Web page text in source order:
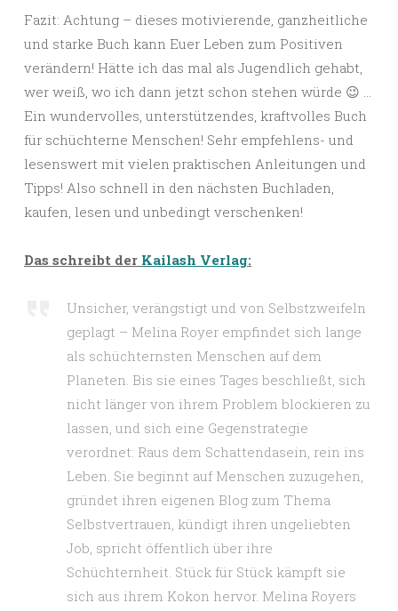
Fazit: Achtung – dieses motivierende, ganzheitliche
und starke Buch kann Euer Leben zum Positiven
verändern! Hätte ich das mal als Jugendlich gehabt,
wer weiß, wo ich dann jetzt schon stehen würde 😉 …
Ein wundervolles, unterstützendes, kraftvolles Buch
für schüchterne Menschen! Sehr empfehlens- und
lesenswert mit vielen praktischen Anleitungen und
Tipps! Also schnell in den nächsten Buchladen,
kaufen, lesen und unbedingt verschenken!
Das schreibt der Kailash Verlag:
Unsicher, verängstigt und von Selbstzweifeln
geplagt – Melina Royer empfindet sich lange
als schüchternsten Menschen auf dem
Planeten. Bis sie eines Tages beschließt, sich
nicht länger von ihrem Problem blockieren zu
lassen, und sich eine Gegenstrategie
verordnet: Raus dem Schattendasein, rein ins
Leben. Sie beginnt auf Menschen zuzugehen,
gründet ihren eigenen Blog zum Thema
Selbstvertrauen, kündigt ihren ungeliebten
Job, spricht öffentlich über ihre
Schüchternheit. Stück für Stück kämpft sie
sich aus ihrem Kokon hervor. Melina Royers